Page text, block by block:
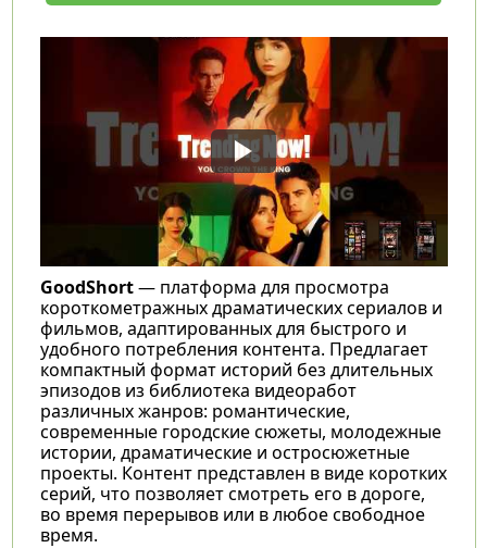
GoodShort— платформа для просмотра
короткометражных драматических сериалов и
фильмов, адаптированных для быстрого и
удобного потребления контента. Предлагает
компактный формат историй без длительных
эпизодов из библиотека видеоработ
различных жанров: романтические,
современные городские сюжеты, молодежные
истории, драматические и остросюжетные
проекты. Контент представлен в виде коротких
серий, что позволяет смотреть его в дороге,
во время перерывов или в любое свободное
время.